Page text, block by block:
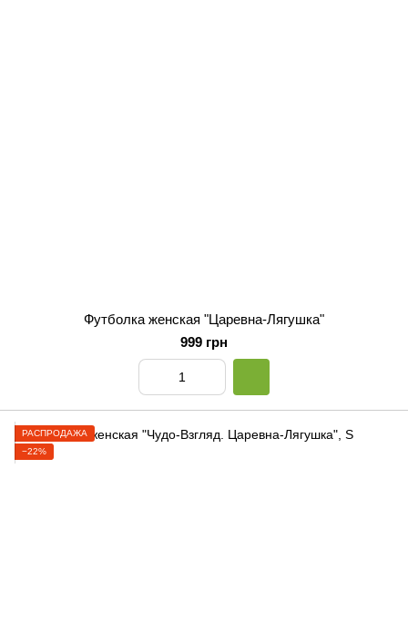
Футболка женская "Царевна-Лягушка"
999 грн
РАСПРОДАЖА
−22%